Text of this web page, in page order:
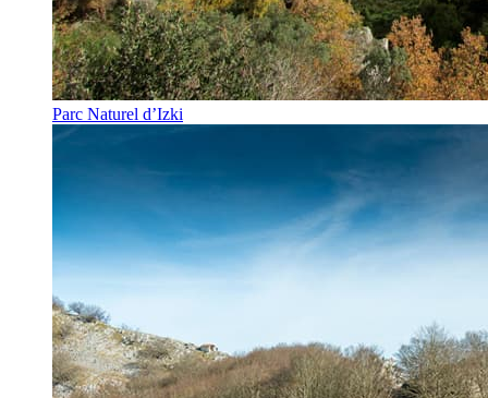
Parc Naturel d’Izki